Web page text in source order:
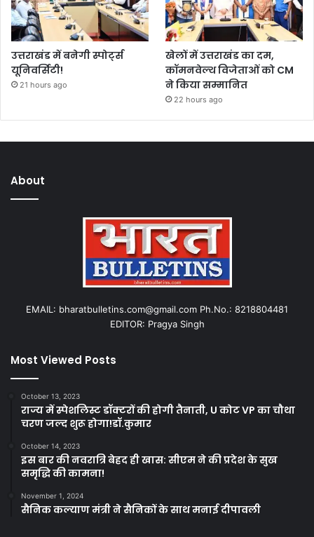
उत्तराखंड में बनेगी स्पोर्ट्स
यूनिवर्सिटी!
21 hours ago
खेलों में उत्तराखंड का दम,
कॉमनवेल्थ विजेताओं को CM
ने किया सम्मानित
22 hours ago
About
EMAIL: bharatbulletins.com@gmail.com Ph.No.: 8218804481
EDITOR: Pragya Singh
Most Viewed Posts
October 13, 2023
राज्य में स्पेशलिस्ट डॉक्टरों की होगी तैनाती, U कोट VP का चौथा
चरण जल्द शुरू होगा!डॉ.कुमार
October 14, 2023
इस बार की नवरात्रि बेहद ही खास: सीएम ने की प्रदेश के सुख
समृद्धि की कामना!
November 1, 2024
सैनिक कल्याण मंत्री ने सैनिकों के साथ मनाई दीपावली